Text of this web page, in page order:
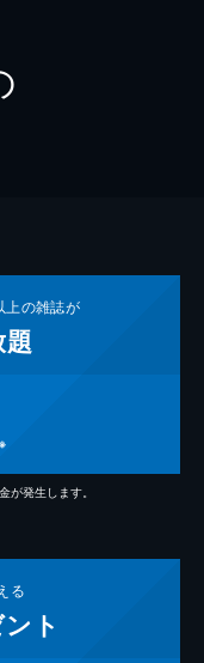
上の雑誌が
※
発生します。
る
ト